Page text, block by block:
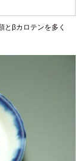
とβカロテンを多く